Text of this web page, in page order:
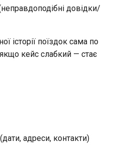
довідки/
історії поїздок сама по
кейс слабкий — стає
адреси, контакти)